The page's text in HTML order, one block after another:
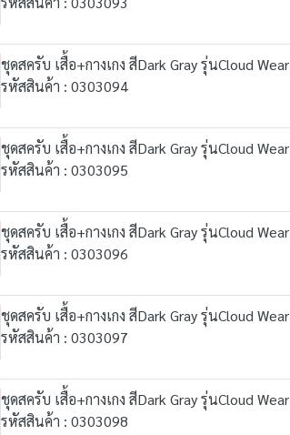
ชุดสครับ เสื้อ+กางเกง สีDark Gray รุ่นCloud Wear
รหัสสินค้า : 0303094
ชุดสครับ เสื้อ+กางเกง สีDark Gray รุ่นCloud Wear
รหัสสินค้า : 0303095
ชุดสครับ เสื้อ+กางเกง สีDark Gray รุ่นCloud Wear
รหัสสินค้า : 0303096
ชุดสครับ เสื้อ+กางเกง สีDark Gray รุ่นCloud Wear
รหัสสินค้า : 0303097
ชุดสครับ เสื้อ+กางเกง สีDark Gray รุ่นCloud Wear
รหัสสินค้า : 0303098